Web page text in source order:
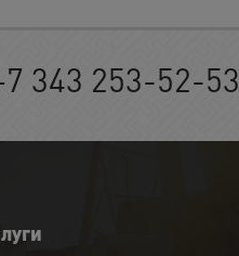
343 253-52-53